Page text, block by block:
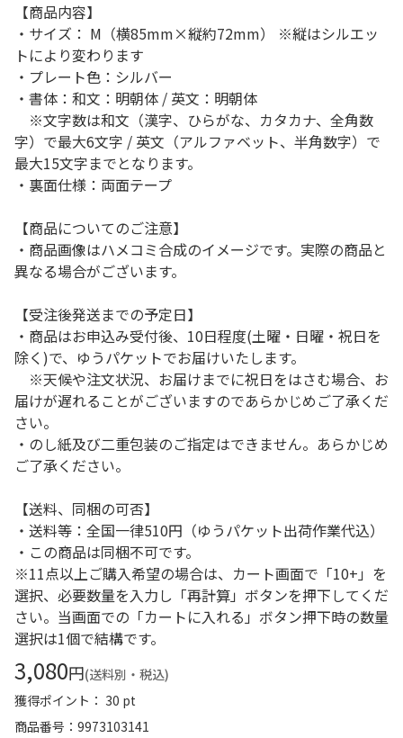
【商品内容】
・サイズ： M（横85mm×縦約72mm） ※縦はシルエッ
トにより変わります
・プレート色：シルバー
・書体：和文：明朝体 / 英文：明朝体
※文字数は和文（漢字、ひらがな、カタカナ、全角数
字）で最大6文字 / 英文（アルファベット、半角数字）で
最大15文字までとなります。
・裏面仕様：両面テープ
【商品についてのご注意】
・商品画像はハメコミ合成のイメージです。実際の商品と
異なる場合がございます。
【受注後発送までの予定日】
・商品はお申込み受付後、10日程度(土曜・日曜・祝日を
除く)で、ゆうパケットでお届けいたします。
※天候や注文状況、お届けまでに祝日をはさむ場合、お
届けが遅れることがございますのであらかじめご了承くだ
さい。
・のし紙及び二重包装のご指定はできません。あらかじめ
ご了承ください。
【送料、同梱の可否】
・送料等：全国一律510円（ゆうパケット出荷作業代込）
・この商品は同梱不可です。
※11点以上ご購入希望の場合は、カート画面で「10+」を
選択、必要数量を入力し「再計算」ボタンを押下してくだ
さい。当画面での「カートに入れる」ボタン押下時の数量
選択は1個で結構です。
3,080円(送料別・税込)
獲得ポイント： 30 pt
商品番号
9973103141